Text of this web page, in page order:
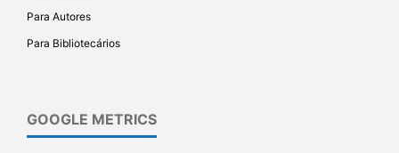
Para Autores
Para Bibliotecários
GOOGLE METRICS